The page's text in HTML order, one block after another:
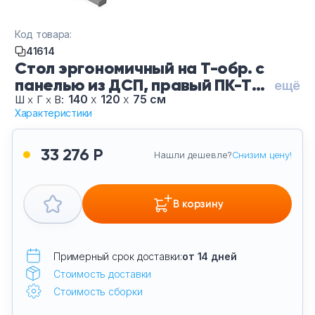
Стол эргономичный на Т-обр. с
панелью из ДСП, правый ПК-ТФ-
СТЭ140Х120П/РД
ещё
Шх Г х В: 140 х 120 х 75 см
Характеристики
Код товара:
41614
33 276 Р Нашли дешевле?Снизим цену!
В корзину
Примерный срок доставки:от 14 дней
Стоимость доставки
Стоимость сборки
Тумбы офисные
Офисные диваны
Сейфы и металлическая мебель
Обеденная зона
Искусственные растения